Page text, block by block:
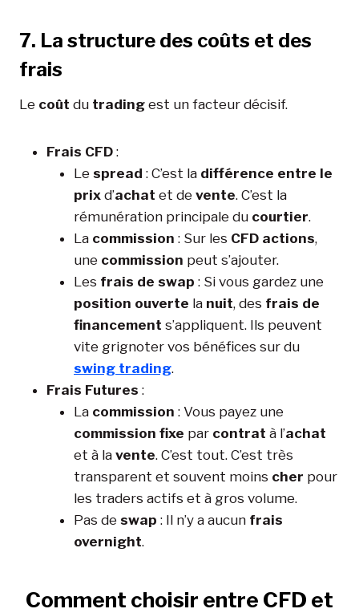
7. La structure des coûts et des
frais
Le coût du trading est un facteur décisif.
Frais CFD :
Le spread : C’est la différence entre le
prix d’achat et de vente. C’est la
rémunération principale du courtier.
La commission : Sur les CFD actions,
une commission peut s’ajouter.
Les frais de swap : Si vous gardez une
position ouverte la nuit, des frais de
financement s’appliquent. Ils peuvent
vite grignoter vos bénéfices sur du
swing trading.
Frais Futures :
La commission : Vous payez une
commission fixe par contrat à l’achat
et à la vente. C’est tout. C’est très
transparent et souvent moins cher pour
les traders actifs et à gros volume.
Pas de swap : Il n’y a aucun frais
overnight.
Comment choisir entre CFD et